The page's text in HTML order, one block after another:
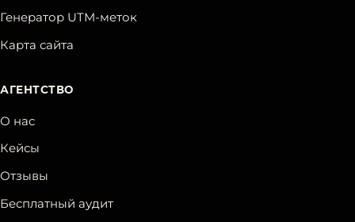
Генератор UTM-меток
Карта сайта
АГЕНТСТВО
О нас
Кейсы
Отзывы
Бесплатный аудит